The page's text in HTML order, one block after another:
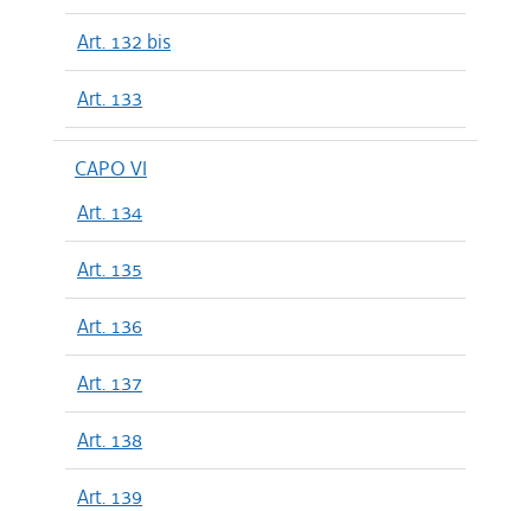
Art. 132 bis
Art. 133
CAPO VI
Art. 134
Art. 135
Art. 136
Art. 137
Art. 138
Art. 139